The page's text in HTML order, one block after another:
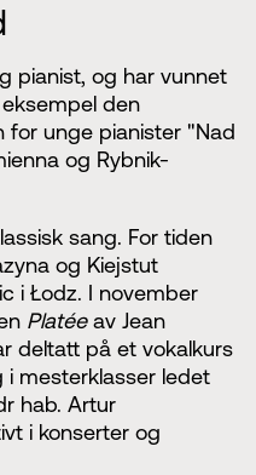
pianist, og har vunnet
den
for unge pianister "Nad
og Rybnik-
sang. For tiden
og Kiejstut
i Łodz. I november
Platéeav Jean
deltatt på et vokalkurs
i mesterklasser ledet
hab. Artur
i konserter og